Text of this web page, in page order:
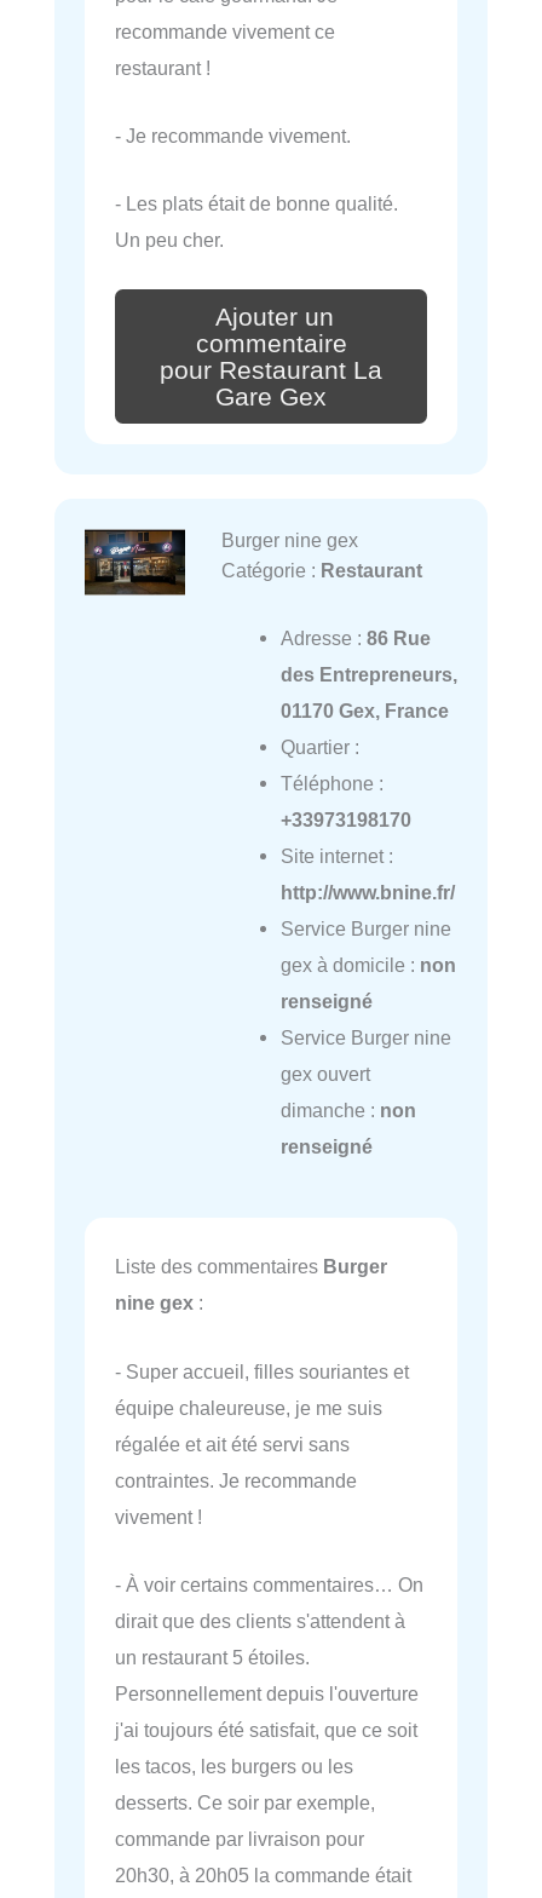
recommande vivement ce
restaurant !
- Je recommande vivement.
- Les plats était de bonne qualité.
Un peu cher.
Ajouter un
commentaire
pour Restaurant La
Gare Gex
Burger nine gex
Catégorie : Restaurant
Adresse : 86 Rue
des Entrepreneurs,
01170 Gex, France
Quartier :
Téléphone :
+33973198170
Site internet :
http://www.bnine.fr/
Service Burger nine
gex à domicile : non
renseigné
Service Burger nine
gex ouvert
dimanche : non
renseigné
Liste des commentaires Burger
nine gex :
- Super accueil, filles souriantes et
équipe chaleureuse, je me suis
régalée et ait été servi sans
contraintes. Je recommande
vivement !
- À voir certains commentaires… On
dirait que des clients s'attendent à
un restaurant 5 étoiles.
Personnellement depuis l'ouverture
j'ai toujours été satisfait, que ce soit
les tacos, les burgers ou les
desserts. Ce soir par exemple,
commande par livraison pour
20h30, à 20h05 la commande était